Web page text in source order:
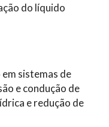
do líquido
sistemas de
e condução de
e redução de